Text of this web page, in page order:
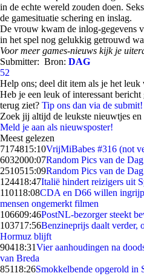
in de echte wereld zouden doen.
de gamesituatie schering en inslag.
De vrouw kwam de inlog-gegevens
in het spel nog gelukkig getrouwd
Voor meer games-nieuws kijk je
Submitter: Bron: DAG
52
Help ons; deel dit item als je het leuk
Heb je een leuk of interessant
terug ziet? Tip ons dan via de submit!
Zoek jij altijd de leukste nieuwtjes
Meld je aan als nieuwsposter!
Meest gelezen
7174815:10VrijMiBabes #316 (not
6032000:07Random Pics van de
2510515:09Random Pics van de
124418:47Italië hindert reizigers uit
110118:08CDA en D66 willen
mensen ongemerkt filmen
106609:46PostNL-bezorger steekt
103717:56Benzineprijs daalt verder,
Hormuz blijft
90418:31Vier aanhoudingen na
van Breda
85118:26Smokkelbende opgerold in